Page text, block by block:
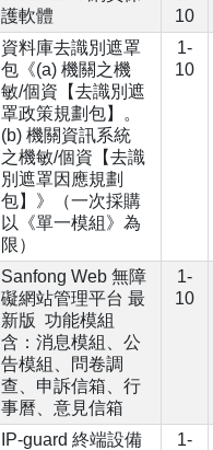
護軟體
10
資料庫去識別遮罩
包《(a) 機關之機
敏/個資【去識別遮
罩政策規劃包】。
(b) 機關資訊系統
之機敏/個資【去識
別遮罩因應規劃
包】》（一次採購
以《單一模組》為
限）
1-
10
Sanfong Web 無障
礙網站管理平台 最
新版 功能模組
含：消息模組、公
告模組、問卷調
查、申訴信箱、行
事曆、意見信箱
1-
10
IP-guard 終端設備
1-